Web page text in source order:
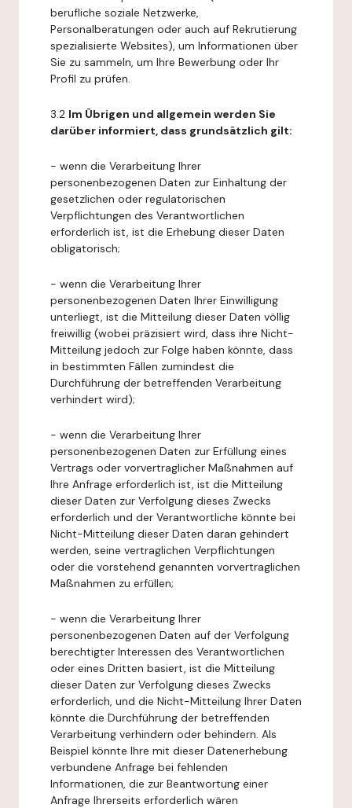
berufliche soziale Netzwerke,
Personalberatungen oder auch auf Rekrutierung
spezialisierte Websites), um Informationen über
Sie zu sammeln, um Ihre Bewerbung oder Ihr
Profil zu prüfen.
3.2 Im Übrigen und allgemein werden Sie
darüber informiert, dass grundsätzlich gilt:
- wenn die Verarbeitung Ihrer
personenbezogenen Daten zur Einhaltung der
gesetzlichen oder regulatorischen
Verpflichtungen des Verantwortlichen
erforderlich ist, ist die Erhebung dieser Daten
obligatorisch;
- wenn die Verarbeitung Ihrer
personenbezogenen Daten Ihrer Einwilligung
unterliegt, ist die Mitteilung dieser Daten völlig
freiwillig (wobei präzisiert wird, dass ihre Nicht-
Mitteilung jedoch zur Folge haben könnte, dass
in bestimmten Fällen zumindest die
Durchführung der betreffenden Verarbeitung
verhindert wird);
- wenn die Verarbeitung Ihrer
personenbezogenen Daten zur Erfüllung eines
Vertrags oder vorvertraglicher Maßnahmen auf
Ihre Anfrage erforderlich ist, ist die Mitteilung
dieser Daten zur Verfolgung dieses Zwecks
erforderlich und der Verantwortliche könnte bei
Nicht-Mitteilung dieser Daten daran gehindert
werden, seine vertraglichen Verpflichtungen
oder die vorstehend genannten vorvertraglichen
Maßnahmen zu erfüllen;
- wenn die Verarbeitung Ihrer
personenbezogenen Daten auf der Verfolgung
berechtigter Interessen des Verantwortlichen
oder eines Dritten basiert, ist die Mitteilung
dieser Daten zur Verfolgung dieses Zwecks
erforderlich, und die Nicht-Mitteilung Ihrer Daten
könnte die Durchführung der betreffenden
Verarbeitung verhindern oder behindern. Als
Beispiel könnte Ihre mit dieser Datenerhebung
verbundene Anfrage bei fehlenden
Informationen, die zur Beantwortung einer
Anfrage Ihrerseits erforderlich wären